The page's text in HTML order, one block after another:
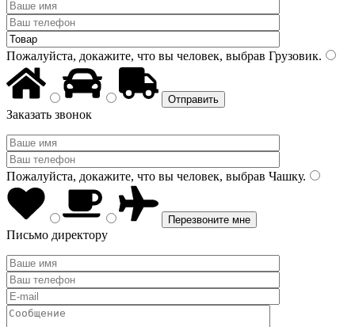
Пожалуйста, докажите, что вы человек, выбрав Грузовик.
Заказать звонок
Пожалуйста, докажите, что вы человек, выбрав Чашку.
Письмо директору